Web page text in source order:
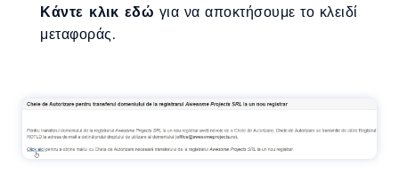
Κάντε κλικ εδώ για να αποκτήσουμε το κλειδί
μεταφοράς.